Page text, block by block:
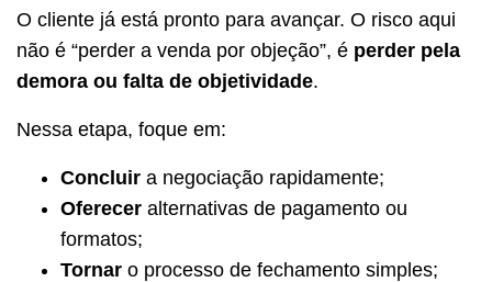
O cliente já está pronto para avançar. O risco aqui
não é “perder a venda por objeção”, é perder pela
demora ou falta de objetividade.
Nessa etapa, foque em:
Concluir a negociação rapidamente;
Oferecer alternativas de pagamento ou
formatos;
Tornar o processo de fechamento simples;